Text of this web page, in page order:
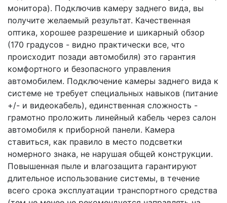
монитора). Подключив камеру заднего вида, вы
получите желаемый результат. Качественная
оптика, хорошее разрешение и шикарный обзор
(170 градусов - видно практически все, что
происходит позади автомобиля) это гарантия
комфортного и безопасного управления
автомобилем. Подключение камеры заднего вида к
системе не требует специальных навыков (питание
+/- и видеокабель), единственная сложность -
грамотно проложить линейный кабель через салон
автомобиля к приборной панели. Камера
ставиться, как правило в место подсветки
номерного знака, не нарушая общей конструкции.
Повышенная пыле и влагозащита гарантируют
длительное использование системы, в течение
всего срока эксплуатации транспортного средства